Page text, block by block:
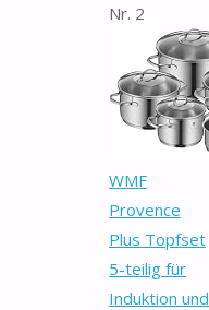
Nr. 2
WMF
Provence
Plus Topfset
5-teilig für
Induktion und